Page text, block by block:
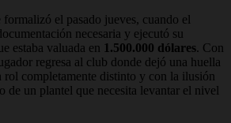
el pasado jueves, cuando el
necesaria y ejecutó su
estaba valuada en 1.500.000 dólares. Con
regresa al club donde dejó una huella
rol completamente distinto y con la ilusión
de un plantel que necesita levantar el nivel